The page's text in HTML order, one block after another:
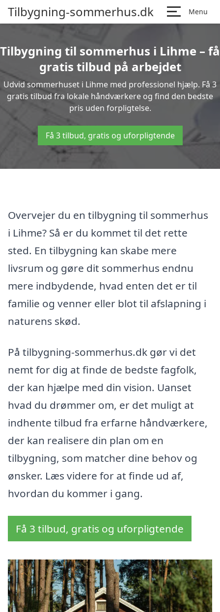
Tilbygning-sommerhus.dk Menu
Tilbygning til sommerhus i Lihme – få
gratis tilbud på arbejdet
Udvid sommerhuset i Lihme med professionel hjælp. Få 3
gratis tilbud fra lokale håndværkere og find den bedste
pris uden forpligtelse.
Få 3 tilbud, gratis og uforpligtende
Overvejer du en tilbygning til sommerhus
i Lihme? Så er du kommet til det rette
sted. En tilbygning kan skabe mere
livsrum og gøre dit sommerhus endnu
mere indbydende, hvad enten det er til
familie og venner eller blot til afslapning i
naturens skød.
På tilbygning-sommerhus.dk gør vi det
nemt for dig at finde de bedste fagfolk,
der kan hjælpe med din vision. Uanset
hvad du drømmer om, er det muligt at
indhente tilbud fra erfarne håndværkere,
der kan realisere din plan om en
tilbygning, som matcher dine behov og
ønsker. Læs videre for at finde ud af,
hvordan du kommer i gang.
Få 3 tilbud, gratis og uforpligtende